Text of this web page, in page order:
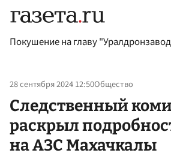
Покушение на главу
28 сентября 2024 12:50Общество
Следственный
раскрыл
на АЗС Махачкалы